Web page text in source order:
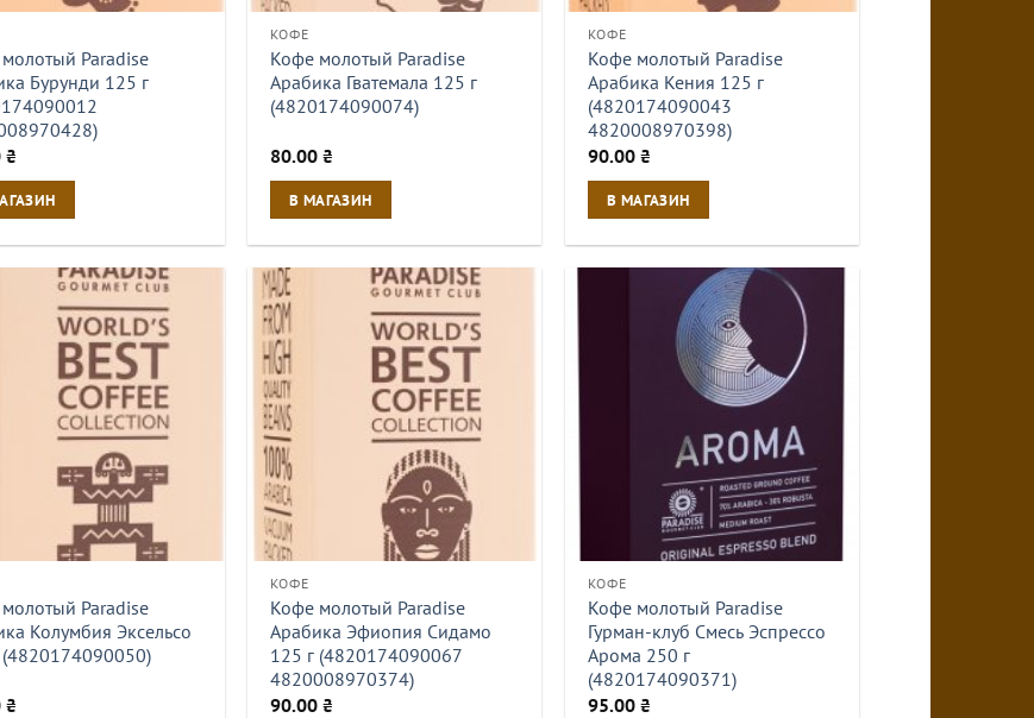
Paradise
Бурунди 125 г
₴
КОФЕ
Кофе молотый Paradise
Арабика Гватемала 125 г
(4820174090074)
80.00 ₴
В МАГАЗИН
КОФЕ
Кофе молотый Paradise
Арабика Кения 125 г
(4820174090043
4820008970398)
90.00 ₴
В МАГАЗИН
Paradise
Колумбия Эксельсо
(4820174090050)
₴
КОФЕ
Кофе молотый Paradise
Арабика Эфиопия Сидамо
125 г (4820174090067
4820008970374)
90.00 ₴
КОФЕ
Кофе молотый Paradise
Гурман-клуб Смесь Эспрессо
Арома 250 г
(4820174090371)
95.00 ₴